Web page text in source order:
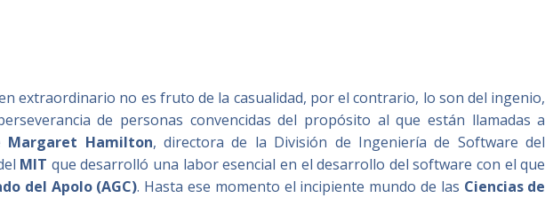
extraordinario no es fruto de la casualidad, por el contrario, lo son del ingenio,
de personas convencidas del propósito al que están llamadas a
Margaret Hamilton, directora de la División de Ingeniería de Software del
MIT que desarrolló una labor esencial en el desarrollo del software con el que
del Apolo (AGC). Hasta ese momento el incipiente mundo de las Ciencias de